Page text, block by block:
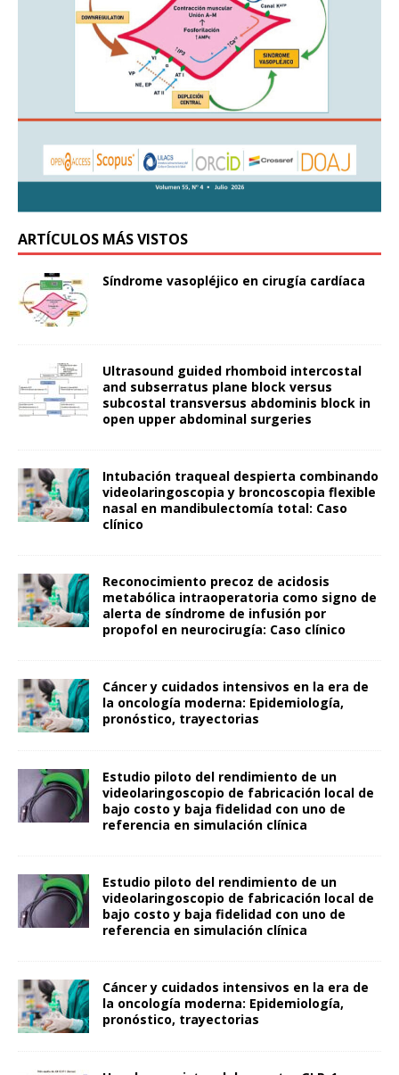
ARTÍCULOS MÁS VISTOS
Síndrome vasopléjico en cirugía cardíaca
Ultrasound guided rhomboid intercostal
and subserratus plane block versus
subcostal transversus abdominis block in
open upper abdominal surgeries
Intubación traqueal despierta combinando
videolaringoscopia y broncoscopia flexible
nasal en mandibulectomía total: Caso
clínico
Reconocimiento precoz de acidosis
metabólica intraoperatoria como signo de
alerta de síndrome de infusión por
propofol en neurocirugía: Caso clínico
Cáncer y cuidados intensivos en la era de
la oncología moderna: Epidemiología,
pronóstico, trayectorias
Estudio piloto del rendimiento de un
videolaringoscopio de fabricación local de
bajo costo y baja fidelidad con uno de
referencia en simulación clínica
Estudio piloto del rendimiento de un
videolaringoscopio de fabricación local de
bajo costo y baja fidelidad con uno de
referencia en simulación clínica
Cáncer y cuidados intensivos en la era de
la oncología moderna: Epidemiología,
pronóstico, trayectorias